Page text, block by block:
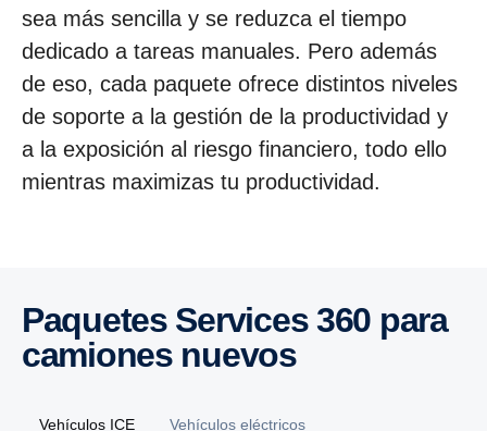
sea más sencilla y se reduzca el tiempo
dedicado a tareas manuales. Pero además
de eso, cada paquete ofrece distintos niveles
de soporte a la gestión de la productividad y
a la exposición al riesgo financiero, todo ello
mientras maximizas tu productividad.
Paquetes Services 360 para
camiones nuevos
Vehículos ICE Vehículos eléctricos